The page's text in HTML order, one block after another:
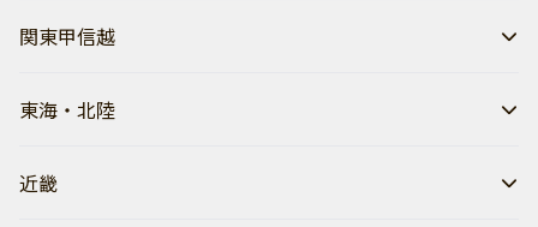
関東甲信越
東海・北陸
近畿